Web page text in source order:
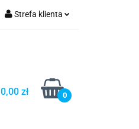
Strefa klienta
Dodaj zgłoszenie
0,00 zł 0